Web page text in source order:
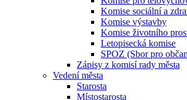
Komise sociální a
Komise výstavby
Komise životního
Letopisecká komise
SPOZ (Sbor pro
Zápisy z komisí rady města
Vedení města
Starosta
Místostarosta